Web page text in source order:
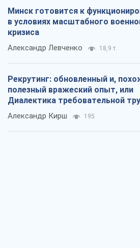
Минск готовится к
в условиях масштабного
кризиса
Александр Левченко 18,9 т.
Рекрутинг: обновленный и,
полезный вражеский опыт, или
Диалектика требовательной
Александр Кирш 195